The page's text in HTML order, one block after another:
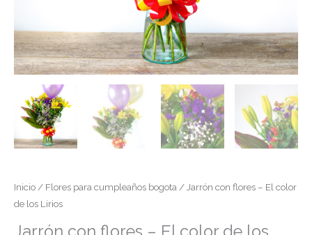
Inicio/ Flores para cumpleaños bogota/ Jarrón con flores – El color
de los Lirios